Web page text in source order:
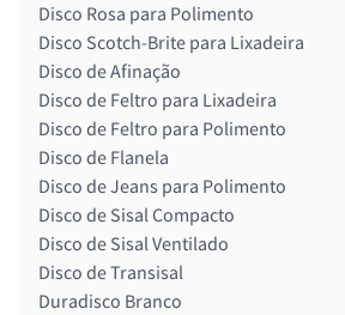
Disco Rosa para Polimento
Disco Scotch-Brite para Lixadeira
Disco de Afinação
Disco de Feltro para Lixadeira
Disco de Feltro para Polimento
Disco de Flanela
Disco de Jeans para Polimento
Disco de Sisal Compacto
Disco de Sisal Ventilado
Disco de Transisal
Duradisco Branco